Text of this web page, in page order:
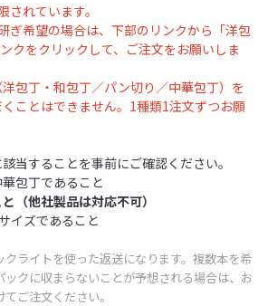
れています。
ぎ希望の場合は、下部のリンクから「洋包
クをクリックして、ご注文をお願いしま
包丁・和包丁／パン切り／中華包丁）を
ことはできません。1種類1注文ずつお願
当することを事前にご確認ください。
包丁であること
（他社製品は対応不可）
イズであること
ライトを使った返送になります。複数本を希
クに収まらないことが予想される場合は、お
ご注文ください。